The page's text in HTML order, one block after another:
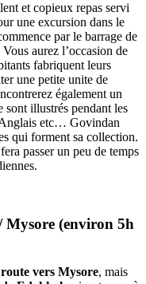
et copieux repas servi
une excursion dans le
par le barrage de
aurez l’occasion de
fabriquent leurs
une petite unite de
également un
sont illustrés pendant les
etc… Govindan
qui forment sa collection.
passer un peu de temps
(environ 5h
route vers Mysore, mais